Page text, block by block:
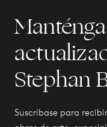
Stephan
Suscríbase para